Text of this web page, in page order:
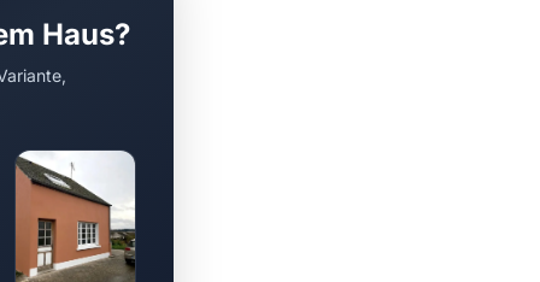
Haus?